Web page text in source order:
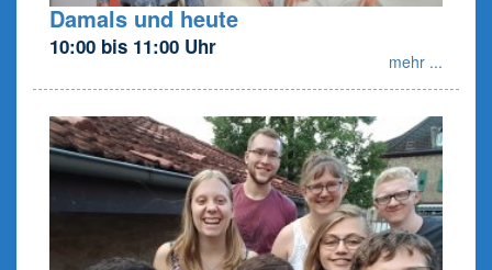
Damals und heute
10:00 bis 11:00 Uhr
mehr ...